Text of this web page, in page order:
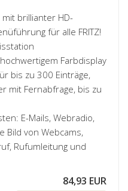
brillianter HD-
für alle FRITZ!
Farbdisplay
bis zu 300 Einträge,
mit Fernabfrage, bis zu
E-Mails, Webradio,
Bild von Webcams,
Rufumleitung und
84,93 EUR